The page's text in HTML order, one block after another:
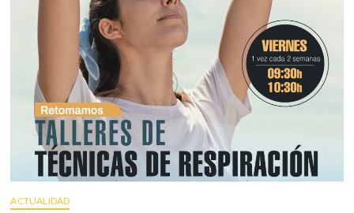
ACTUALIDAD